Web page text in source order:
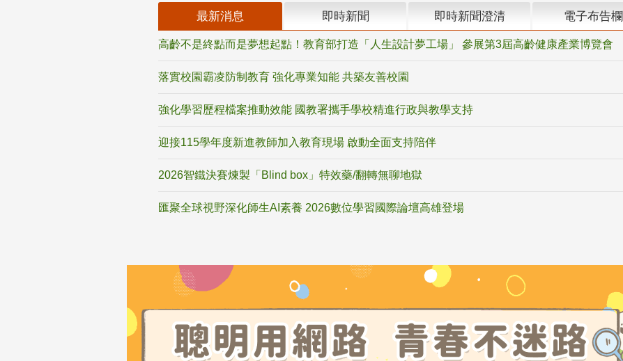
最新消息 即時新聞 即時新聞澄清 電子布告欄
高齡不是終點而是夢想起點！教育部打造「人生設計夢工場」 參展第3屆高齡健康產業博覽會
落實校園霸凌防制教育 強化專業知能 共築友善校園
強化學習歷程檔案推動效能 國教署攜手學校精進行政與教學支持
迎接115學年度新進教師加入教育現場 啟動全面支持陪伴
2026智鐵決賽煉製「Blind box」特效藥/翻轉無聊地獄
匯聚全球視野深化師生AI素養 2026數位學習國際論壇高雄登場